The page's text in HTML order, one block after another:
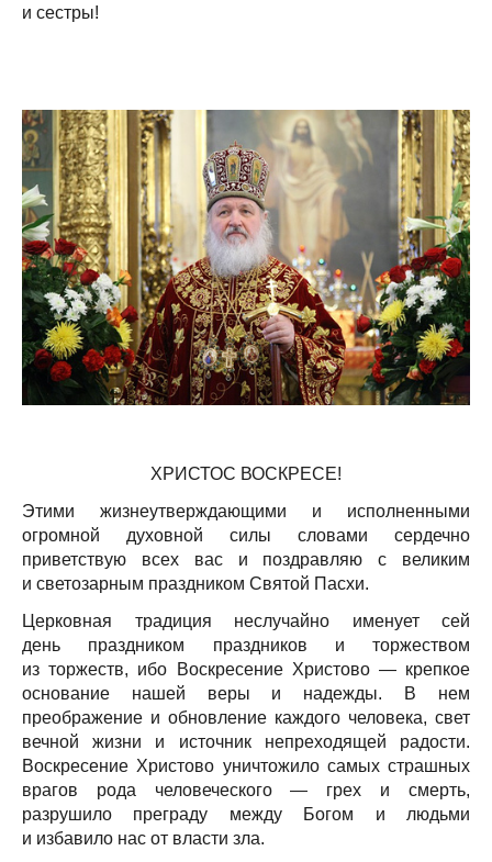
и сестры!
ХРИСТОС ВОСКРЕСЕ!
Этими жизнеутверждающими и исполненными
огромной духовной силы словами сердечно
приветствую всех вас и поздравляю с великим
и светозарным праздником Святой Пасхи.
Церковная традиция неслучайно именует сей
день праздником праздников и торжеством
из торжеств, ибо Воскресение Христово — крепкое
основание нашей веры и надежды. В нем
преображение и обновление каждого человека, свет
вечной жизни и источник непреходящей радости.
Воскресение Христово уничтожило самых страшных
врагов рода человеческого — грех и смерть,
разрушило преграду между Богом и людьми
и избавило нас от власти зла.